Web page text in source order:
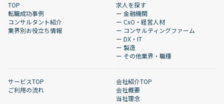
TOP
転職成功事例
コンサルタント紹介
業界別お役立ち情報
求人を探す
ー 金融機関
ー CxO・経営人材
ー コンサルティングファーム
ー DX・IT
ー 製造
ー その他業界・職種
サービスTOP
ご利用の流れ
会社紹介TOP
会社概要
当社理念